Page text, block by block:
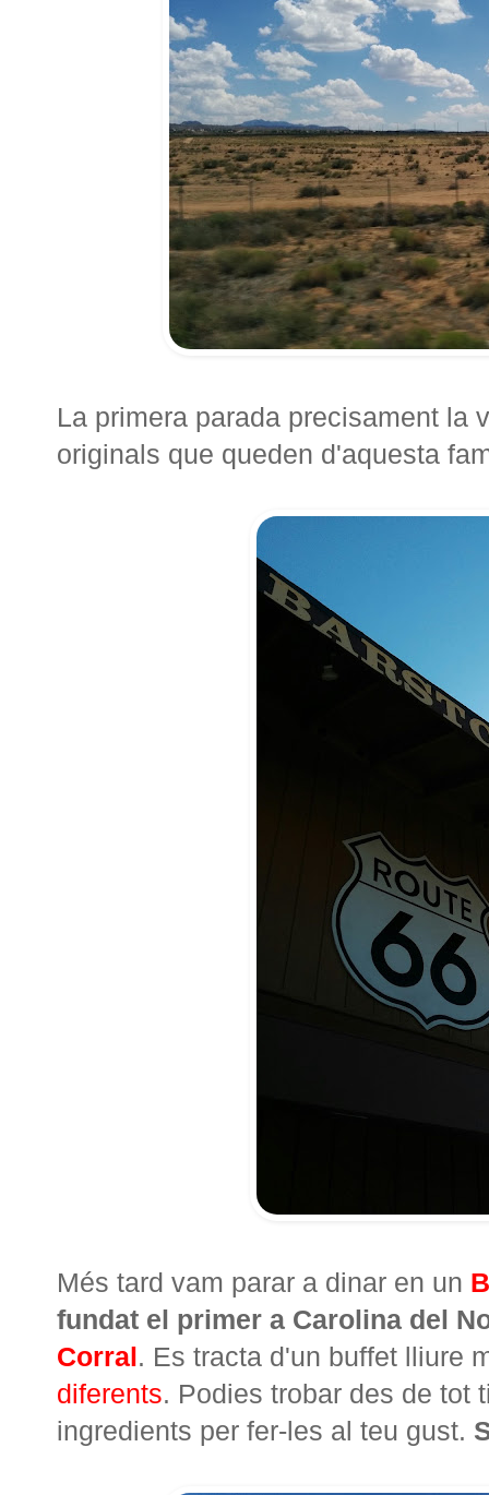
La primera parada precisament la
originals que queden d'aquesta
Més tard vam parar a dinar en un
fundat el primer a Carolina del
Corral. Es tracta d'un buffet lliure
diferents. Podies trobar des de tot
ingredients per fer-les al teu gust.